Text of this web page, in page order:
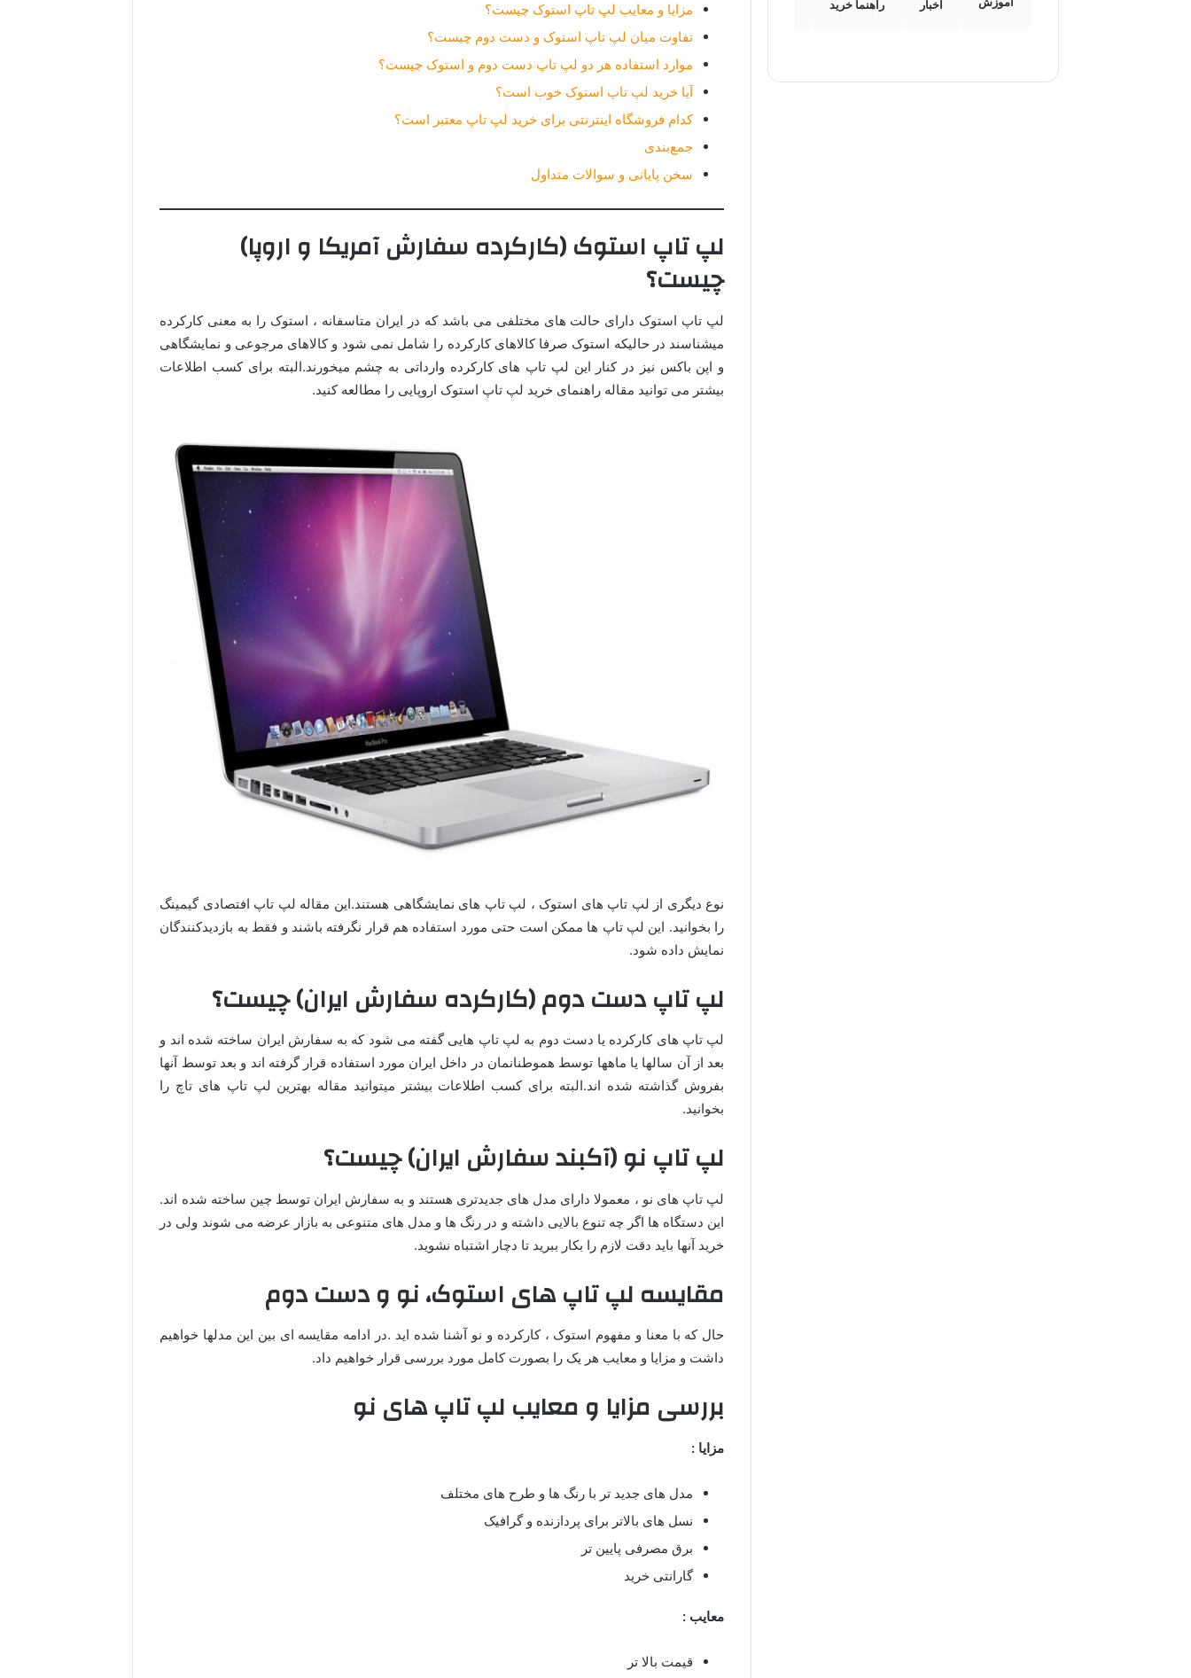
مزایا و معایب لپ تاپ استوک چیست؟
تفاوت میان لپ تاپ استوک و دست دوم چیست؟
موارد استفاده هر دو لپ تاپ دست دوم و استوک چیست؟
آیا خرید لپ تاپ استوک خوب است؟
کدام فروشگاه اینترنتی برای خرید لپ تاپ معتبر است؟
جمع‌بندی
سخن پایانی و سوالات متداول
لپ تاپ استوک (کارکرده سفارش آمریکا و اروپا)
چیست؟
لپ تاپ استوک دارای حالت های مختلفی می باشد که در ایران متاسفانه ، استوک را به معنی کارکرده
میشناسند در حالیکه استوک صرفا کالاهای کارکرده را شامل نمی شود و کالاهای مرجوعی و نمایشگاهی
و اپن باکس نیز در کنار این لپ تاپ های کارکرده وارداتی به چشم میخورند.البته برای کسب اطلاعات
بیشتر می توانید مقاله راهنمای خرید لپ تاپ استوک اروپایی را مطالعه کنید.
نوع دیگری از لپ تاپ های استوک ، لپ تاپ های نمایشگاهی هستند.این مقاله لپ تاپ افتصادی گیمینگ
را بخوانید. این لپ تاپ ها ممکن است حتی مورد استفاده هم قرار نگرفته باشند و فقط به بازدیدکنندگان
نمایش داده شود.
لپ تاپ دست دوم (کارکرده سفارش ایران) چیست؟
لپ تاپ های کارکرده یا دست دوم به لپ تاپ هایی گفته می شود که به سفارش ایران ساخته شده اند و
بعد از آن سالها یا ماهها توسط هموطنانمان در داخل ایران مورد استفاده قرار گرفته اند و بعد توسط آنها
بفروش گذاشته شده اند.البته برای کسب اطلاعات بیشتر میتوانید مقاله بهترین لپ تاپ های تاچ را
بخوانید.
لپ تاپ نو (آکبند سفارش ایران) چیست؟
لپ تاپ های نو ، معمولا دارای مدل های جدیدتری هستند و به سفارش ایران توسط چین ساخته شده اند.
این دستگاه ها اگر چه تنوع بالایی داشته و در رنگ ها و مدل های متنوعی به بازار عرضه می شوند ولی در
خرید آنها باید دقت لازم را بکار ببرید تا دچار اشتباه نشوید.
مقایسه لپ تاپ های استوک، نو و دست دوم
حال که با معنا و مفهوم استوک ، کارکرده و نو آشنا شده اید .در ادامه مقایسه ای بین این مدلها خواهیم
داشت و مزایا و معایب هر یک را بصورت کامل مورد بررسی قرار خواهیم داد.
بررسی مزایا و معایب لپ تاپ های نو
مزایا :
مدل های جدید تر با رنگ ها و طرح های مختلف
نسل های بالاتر برای پردازنده و گرافیک
برق مصرفی پایین تر
گارانتی خرید
معایب :
قیمت بالا تر
اخبار راهنما خرید لپ تاپ گیمینگ لپ تاپ لمسی